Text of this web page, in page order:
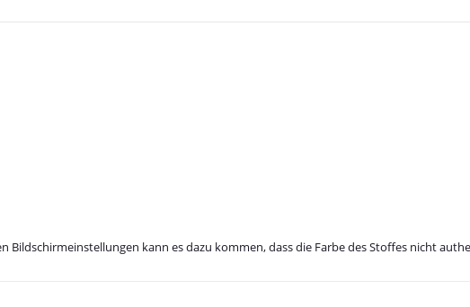
kann es dazu kommen, dass die Farbe des Stoffes nicht